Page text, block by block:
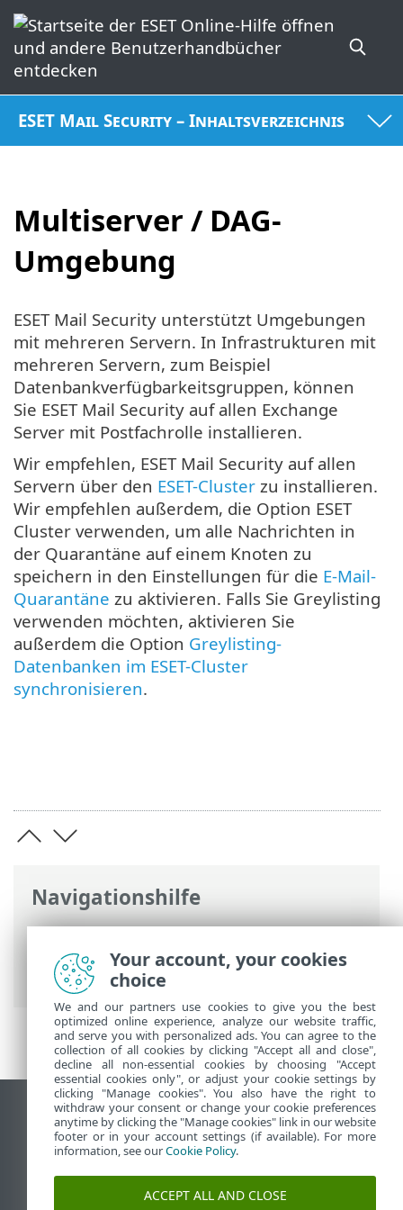
ESET Mail Security – Inhaltsverzeichnis
Multiserver / DAG-
Umgebung
Navigationshilfe
ESET Online-Hilfe>ESET Mail Security>
Installation / Upgrade> Multiserver /
DAG-Umgebung
ESET Mail Security unterstützt Umgebungen
mit mehreren Servern. In Infrastrukturen mit
mehreren Servern, zum Beispiel
Datenbankverfügbarkeitsgruppen, können
Sie ESET Mail Security auf allen Exchange
Server mit Postfachrolle installieren.
Wir empfehlen, ESET Mail Security auf allen
Servern über den ESET-Cluster zu installieren.
Wir empfehlen außerdem, die Option ESET
Cluster verwenden, um alle Nachrichten in
der Quarantäne auf einem Knoten zu
speichern in den Einstellungen für die E-Mail-
Quarantäne zu aktivieren. Falls Sie Greylisting
verwenden möchten, aktivieren Sie
außerdem die Option Greylisting-
Datenbanken im ESET-Cluster
synchronisieren.
Desktop-Site anzeigen
End of Life
ESET Knowledgebase
ESET-Forum
Your account, your cookies
choice
We and our partners use cookies to give you the best
optimized online experience, analyze our website traffic,
and serve you with personalized ads. You can agree to the
collection of all cookies by clicking "Accept all and close",
decline all non-essential cookies by choosing "Accept
essential cookies only", or adjust your cookie settings by
clicking "Manage cookies". You also have the right to
withdraw your consent or change your cookie preferences
anytime by clicking the "Manage cookies" link in our website
footer or in your account settings (if available). For more
information, see ourCookie Policy.
ACCEPT ALL AND CLOSE